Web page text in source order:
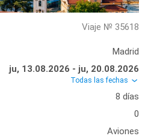
Viaje № 35618
Madrid
ju, 13.08.2026 - ju, 20.08.2026
Todas las fechas
8 días
0
Aviones